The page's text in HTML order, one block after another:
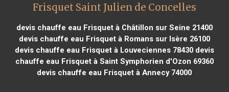
Frisquet Saint Julien de Concelles
devis chauffe eau Frisquet à Châtillon sur Seine 21400
devis chauffe eau Frisquet à Romans sur Isère 26100
devis chauffe eau Frisquet à Louveciennes 78430devis
chauffe eau Frisquet à Saint Symphorien d'Ozon 69360
devis chauffe eau Frisquet à Annecy 74000